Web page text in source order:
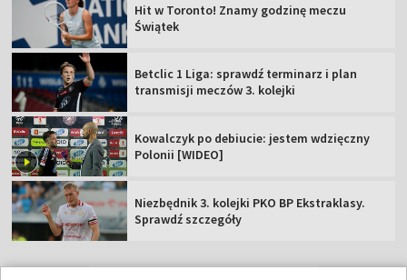
Hit w Toronto! Znamy godzinę meczu
Świątek
Betclic 1 Liga: sprawdź terminarz i plan
transmisji meczów 3. kolejki
Kowalczyk po debiucie: jestem wdzięczny
Polonii [WIDEO]
Niezbędnik 3. kolejki PKO BP Ekstraklasy.
Sprawdź szczegóły